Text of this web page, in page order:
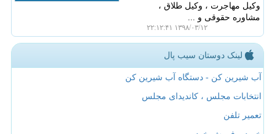
وكیل مهاجرت ، وكیل طلاق ،
مشاوره حقوقی و ...
۱۳۹۸/۰۳/۱۲ ۲۲:۱۲:۴۱
لینک دوستان سیب پال
آب شیرین کن - دستگاه آب شیرین کن
انتخابات مجلس ، کاندیدای مجلس
تعمیر تلفن